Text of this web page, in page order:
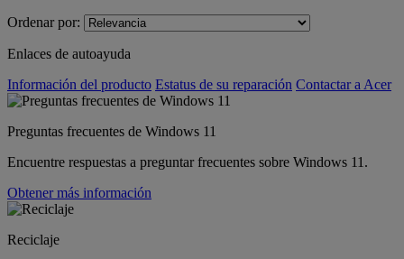
Ordenar por:
Enlaces de autoayuda
Información del producto Estatus de su reparación Contactar a Acer
Preguntas frecuentes de Windows 11
Encuentre respuestas a preguntar frecuentes sobre Windows 11.
Obtener más información
Reciclaje